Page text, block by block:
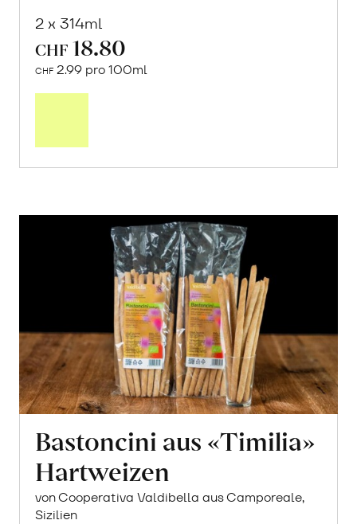
2 x 314ml
CHF 18.80
CHF 2.99 pro 100ml
Bastoncini aus «Timilia»
Hartweizen
von Cooperativa Valdibella aus Camporeale,
Sizilien